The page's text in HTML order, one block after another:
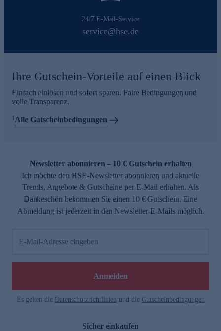
24/7 E-Mail-Service
service@hse.de
Ihre Gutschein-Vorteile auf einen Blick
Einfach einlösen und sofort sparen. Faire Bedingungen und
volle Transparenz.
1 Alle Gutscheinbedingungen
Newsletter abonnieren – 10 € Gutschein erhalten
Ich möchte den HSE-Newsletter abonnieren und aktuelle
Trends, Angebote & Gutscheine per E-Mail erhalten. Als
Dankeschön bekommen Sie einen 10 € Gutschein. Eine
Abmeldung ist jederzeit in den Newsletter-E-Mails möglich.
E-Mail-Adresse eingeben
Anmelden
Es gelten die Datenschutzrichtlinien und die Gutscheinbedingungen
Sicher einkaufen